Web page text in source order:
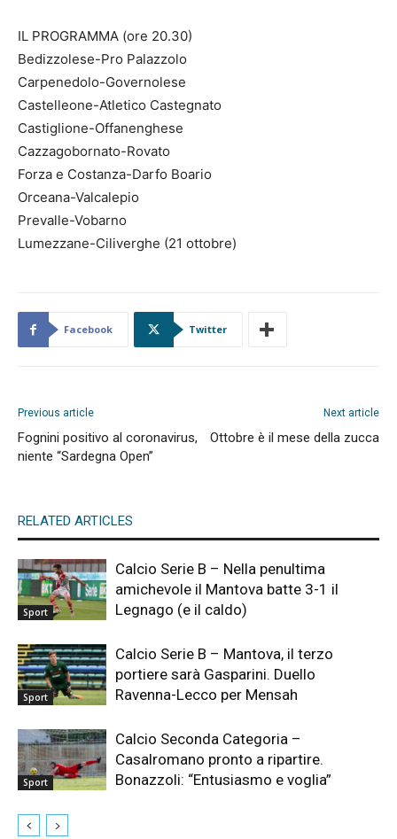
IL PROGRAMMA (ore 20.30)
Bedizzolese-Pro Palazzolo
Carpenedolo-Governolese
Castelleone-Atletico Castegnato
Castiglione-Offanenghese
Cazzagobornato-Rovato
Forza e Costanza-Darfo Boario
Orceana-Valcalepio
Prevalle-Vobarno
Lumezzane-Ciliverghe (21 ottobre)
Facebook Twitter
Previous article
Fognini positivo al coronavirus,
niente “Sardegna Open”
Next article
Ottobre è il mese della zucca
RELATED ARTICLES
Sport
Calcio Serie B – Nella penultima
amichevole il Mantova batte 3-1 il
Legnago (e il caldo)
Sport
Calcio Serie B – Mantova, il terzo
portiere sarà Gasparini. Duello
Ravenna-Lecco per Mensah
Sport
Calcio Seconda Categoria –
Casalromano pronto a ripartire.
Bonazzoli: “Entusiasmo e voglia”